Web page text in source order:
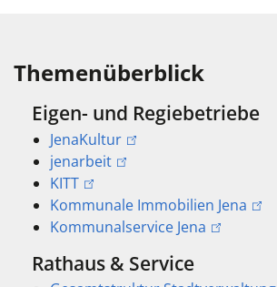
Themenüberblick
Eigen- und Regiebetriebe
JenaKultur
jenarbeit
KITT
Kommunale Immobilien Jena
Kommunalservice Jena
Rathaus & Service